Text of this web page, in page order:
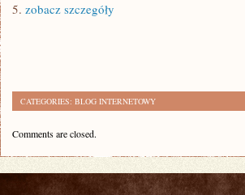
5. zobacz szczegóły
CATEGORIES: BLOG INTERNETOWY
Comments are closed.